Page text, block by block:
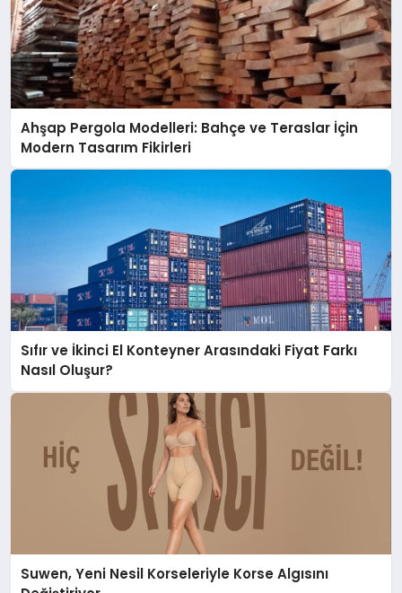
Ahşap Pergola Modelleri: Bahçe ve Teraslar İçin
Modern Tasarım Fikirleri
Sıfır ve İkinci El Konteyner Arasındaki Fiyat Farkı
Nasıl Oluşur?
Suwen, Yeni Nesil Korseleriyle Korse Algısını